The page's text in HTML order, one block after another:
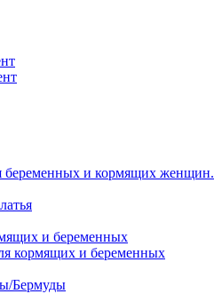
беременных и кормящих женщин.
и беременных
кормящих и беременных
Бермуды